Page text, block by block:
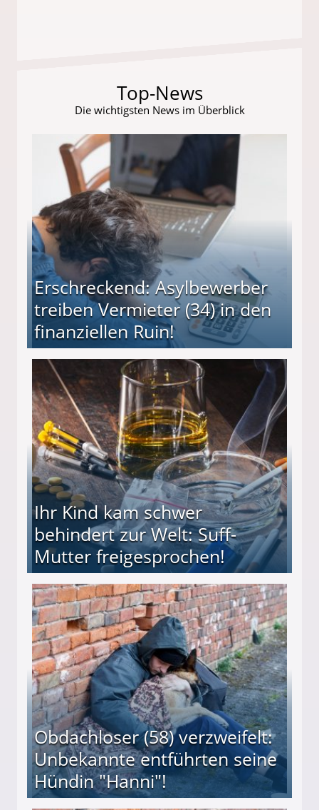
Top-News
Die wichtigsten News im Überblick
Erschreckend: Asylbewerber
treiben Vermieter (34) in den
finanziellen Ruin!
(34) in den finanziellen Ruin!
Ihr Kind kam schwer
behindert zur Welt: Suff-
Mutter freigesprochen!
Mutter freigesprochen!
Obdachloser (58) verzweifelt:
Unbekannte entführten seine
Hündin "Hanni"!